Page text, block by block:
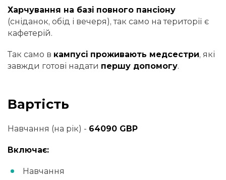
Харчування на базі повного пансіону
(сніданок, обід і вечеря), так само на території є
кафетерій.
Так само в кампусі проживають медсестри, які
завжди готові надати першу допомогу.
Вартість
Навчання (на рік) - 64090 GBP
Включає:
Навчання